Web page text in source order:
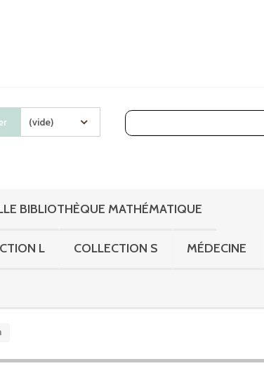
(vide)
BIBLIOTHÈQUE MATHÉMATIQUE
L COLLECTION S MÉDECINE